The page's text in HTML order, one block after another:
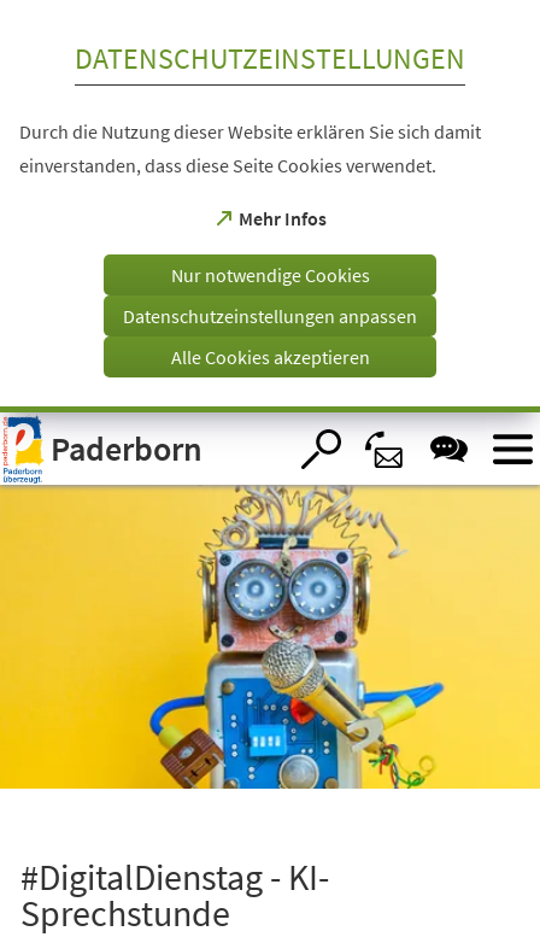
Visuelle
Assistenzsoftware
öffnen.
DATENSCHUTZEINSTELLUNGEN
Durch die Nutzung dieser Website erklären Sie sich damit
einverstanden, dass diese Seite Cookies verwendet.
Mehr Infos
(Öffnet
einem
Tab)
Nur notwendige Cookies
Datenschutzeinstellungen anpassen
Alle Cookies akzeptieren
Paderborn
#DigitalDienstag - KI-
Sprechstunde